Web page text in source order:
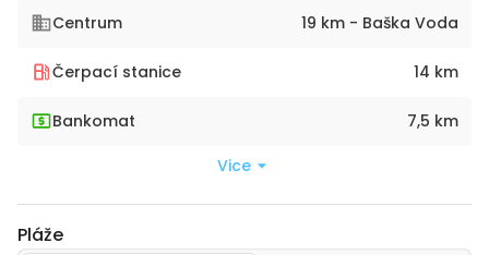
Centrum 19 km - Baška Voda
Čerpací stanice 14 km
Bankomat 7,5 km
Vice
Pláže